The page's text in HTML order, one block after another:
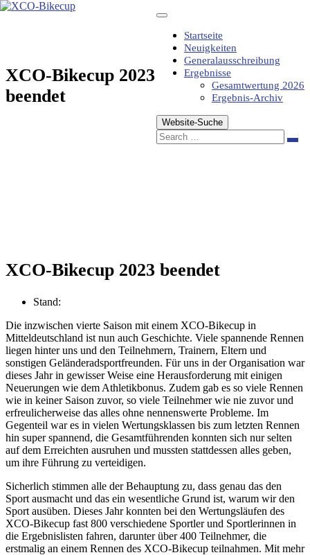
Zum
Startseite
Neuigkeiten
Generalausschreibung
Ergebnisse
Gesamtwertung 2026
Ergebnis-Archiv
Website-Suche
XCO-Bikecup 2023
beendet
XCO-Bikecup 2023 beendet
Stand:
Die inzwischen vierte Saison mit einem XCO-Bikecup in
Mitteldeutschland ist nun auch Geschichte. Viele spannende Rennen
liegen hinter uns und den Teilnehmern, Trainern, Eltern und
sonstigen Geländeradsportfreunden. Für uns in der Organisation war
dieses Jahr in gewisser Weise eine Herausforderung mit einigen
Neuerungen wie dem Athletikbonus. Zudem gab es so viele Rennen
wie in keiner Saison zuvor, so viele Teilnehmer wie nie zuvor und
erfreulicherweise das alles ohne nennenswerte Probleme. Im
Gegenteil war es in vielen Wertungsklassen bis zum letzten Rennen
hin super spannend, die Gesamtführenden konnten sich nur selten
auf dem Erreichten ausruhen und mussten stattdessen alles geben,
um ihre Führung zu verteidigen.
Sicherlich stimmen alle der Behauptung zu, dass genau das den
Sport ausmacht und das ein wesentliche Grund ist, warum wir den
Sport ausüben. Dieses Jahr konnten bei den Wertungsläufen des
XCO-Bikecup fast 800 verschiedene Sportler und Sportlerinnen in
die Ergebnislisten fahren, darunter über 400 Teilnehmer, die
erstmalig an einem Rennen des XCO-Bikecup teilnahmen. Mit mehr